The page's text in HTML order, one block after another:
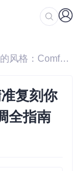
/ 掌握3大训练技巧，让AI精准复刻你的风格：ComfyUI模型微调全指南
复刻你
全指南